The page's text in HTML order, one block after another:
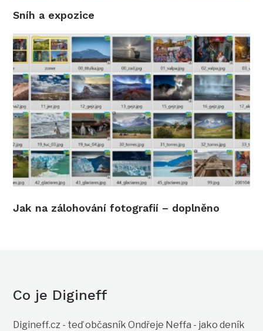
Sníh a expozice
Jak na zálohování fotografií – doplněno
Co je Digineff
Digineff.cz - teď občasník Ondřeje Neffa - jako deník